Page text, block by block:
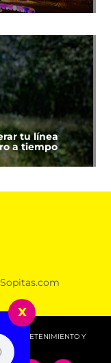
tu línea
a tiempo
ENTRETENIMIENTO Y
x